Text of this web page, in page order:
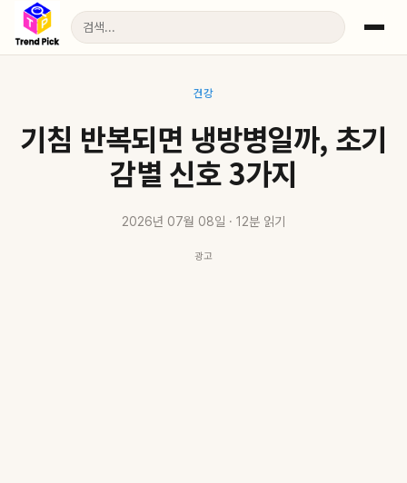
건강
기침 반복되면 냉방병일까, 초기
감별 신호 3가지
2026년 07월 08일 · 12분 읽기
광고